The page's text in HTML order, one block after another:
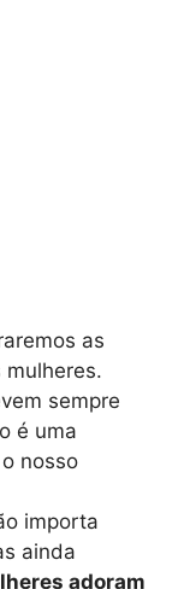
as
sempre
é uma
nosso
importa
ainda
adoram